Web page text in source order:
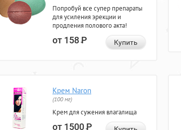
Попробуй все супер препараты
для усиления эрекции и
продления полового акта!
от 158Р Купить
Крем Naron
(100 мг)
Крем для сужения влагалища
от 1500Р